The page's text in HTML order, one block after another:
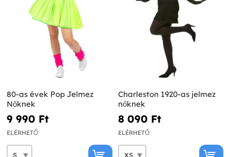
80-as évek Pop Jelmez
Nőknek
9 990 Ft‎
ELÉRHETŐ
Charleston 1920-as jelmez
nőknek
8 090 Ft‎
ELÉRHETŐ